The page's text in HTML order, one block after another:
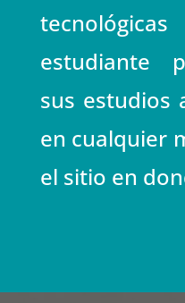
estudiante
sus estudios
en cualquier
el sitio en